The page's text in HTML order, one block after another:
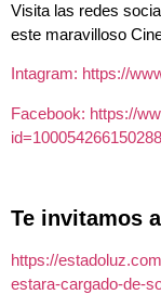
Visita las redes
este maravilloso
Intagram: https://
Facebook: https://
id=100054266150288
Te invitamos
https://
estara-cargado-de-